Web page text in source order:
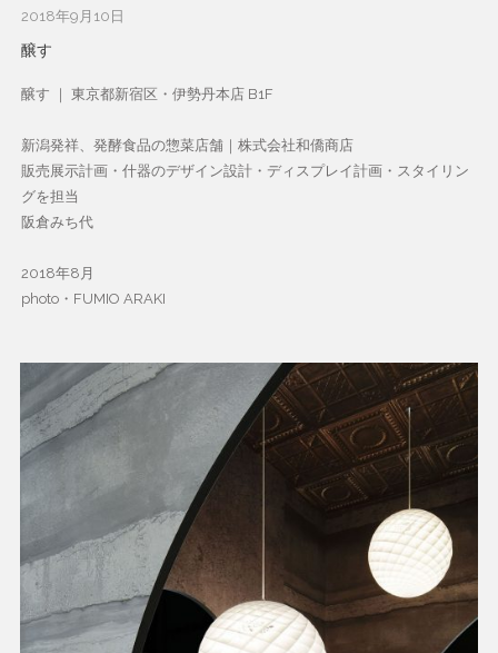
2018年9月10日
醸す
醸す ｜ 東京都新宿区・伊勢丹本店 B1F
新潟発祥、発酵食品の惣菜店舗｜株式会社和僑商店
販売展示計画・什器のデザイン設計・ディスプレイ計画・スタイリン
グを担当
阪倉みち代
2018年8月
photo・FUMIO ARAKI